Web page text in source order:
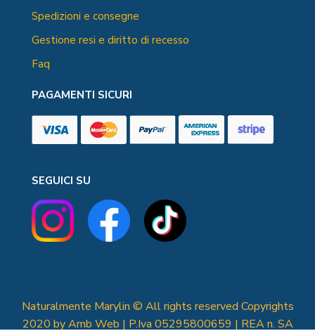
Spedizioni e consegne
Gestione resi e diritto di recesso
Faq
PAGAMENTI SICURI
SEGUICI SU
Naturalmente Marylin © All rights reserved Copyrights
2020 by Amb Web | P.Iva 05295800659 | REA n. SA